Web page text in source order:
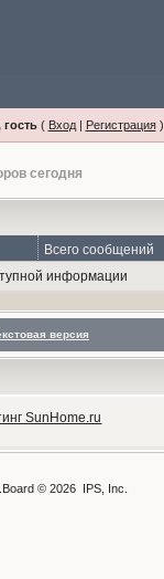
гость( Вход| Регистрация)
сегодня
Всего сообщений
информации
версия
© 2026 IPS, Inc